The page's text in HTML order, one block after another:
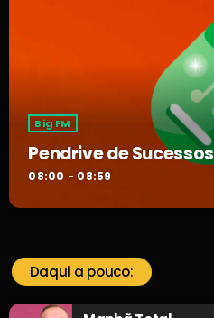
Big FM
Pendrive de Sucessos
08:00 - 08:59
Daqui a pouco: